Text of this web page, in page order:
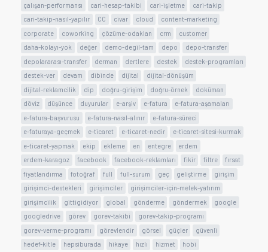
çalışan-performansı
cari-hesap-takibi cari-işletme
cari-takip
cari-takip-nasıl-yapılır
CC civar cloud
content-marketing
corporate
coworking çözüme-odaklan crm
customer
daha-kolayı-yok
değer demo-degil-tam depo
depo-transfer
depolararası-transfer
derman dertlere destek
destek-programları
destek-ver
devam dibinde dijital
dijital-dönüşüm
dijital-reklamcilik
dip doğru-girişim doğru-örnek
doküman
döviz
düşünce duyurular e-arşiv e-fatura
e-fatura-aşamaları
e-fatura-başvurusu
e-fatura-nasıl-alınır
e-fatura-süreci
e-faturaya-geçmek
e-ticaret e-ticaret-nedir
e-ticaret-sitesi-kurmak
e-ticaret-yapmak
ekip ekleme en entegre
erdem
erdem-karagoz
facebook facebook-reklamları fikir filtre
fırsat
fiyatlandırma
fotoğraf full full-surum geç geliştirme
girişim
girişimci-destekleri
girişimciler
girişimciler-için-melek-yatırım
girişimcilik
gittigidiyor global gönderme göndermek
google
googledrive
görev gorev-takibi
gorev-takip-programı
gorev-verme-programı
görevlendir görsel güçler
güvenli
hedef-kitle
hepsiburada hikaye hızlı hizmet hobi